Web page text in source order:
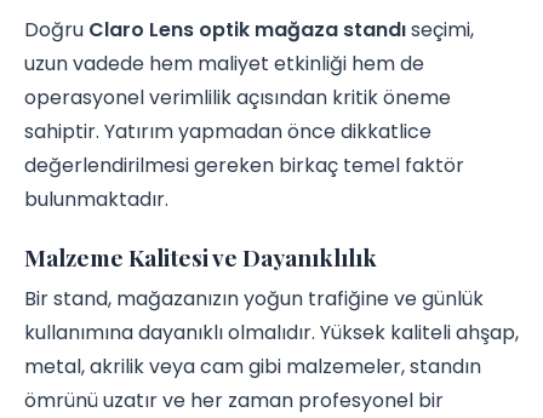
Doğru Claro Lens optik mağaza standıseçimi,
uzun vadede hem maliyet etkinliği hem de
operasyonel verimlilik açısından kritik öneme
sahiptir. Yatırım yapmadan önce dikkatlice
değerlendirilmesi gereken birkaç temel faktör
bulunmaktadır.
Malzeme Kalitesi ve Dayanıklılık
Bir stand, mağazanızın yoğun trafiğine ve günlük
kullanımına dayanıklı olmalıdır. Yüksek kaliteli ahşap,
metal, akrilik veya cam gibi malzemeler, standın
ömrünü uzatır ve her zaman profesyonel bir